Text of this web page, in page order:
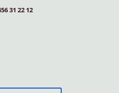
31 22 12